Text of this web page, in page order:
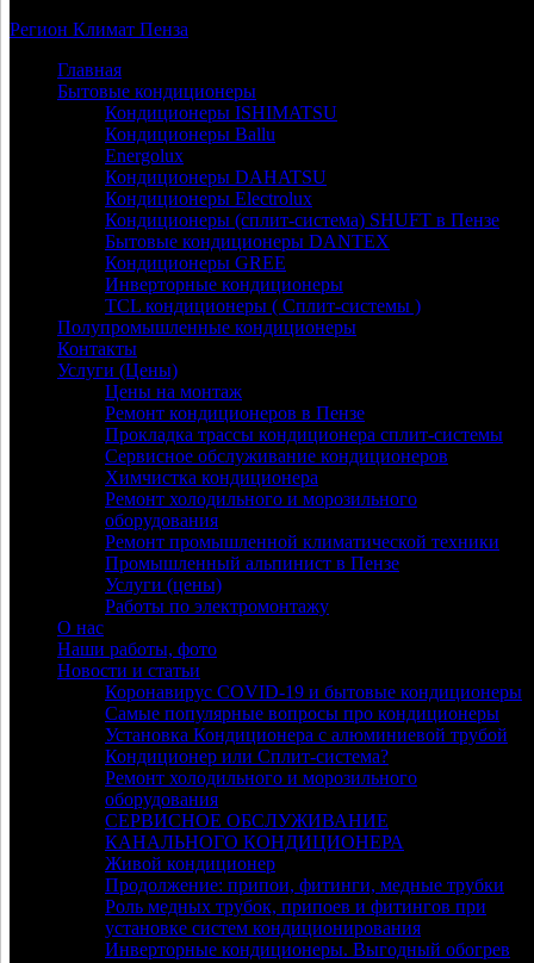
Регион Климат Пенза
Главная
Бытовые кондиционеры
Кондиционеры ISHIMATSU
Кондиционеры Ballu
Energolux
Кондиционеры DAHATSU
Кондиционеры Electrolux
Кондиционеры (сплит-система) SHUFT в Пензе
Бытовые кондиционеры DANTEX
Кондиционеры GREE
Инверторные кондиционеры
TCL кондиционеры ( Сплит-системы )
Полупромышленные кондиционеры
Контакты
Услуги (Цены)
Цены на монтаж
Ремонт кондиционеров в Пензе
Прокладка трассы кондиционера сплит-системы
Сервисное обслуживание кондиционеров
Химчистка кондиционера
Ремонт холодильного и морозильного
оборудования
Ремонт промышленной климатической техники
Промышленный альпинист в Пензе
Услуги (цены)
Работы по электромонтажу
О нас
Наши работы, фото
Новости и статьи
Коронавирус COVID-19 и бытовые кондиционеры
Самые популярные вопросы про кондиционеры
Установка Кондиционера с алюминиевой трубой
Кондиционер или Сплит-система?
Ремонт холодильного и морозильного
оборудования
СЕРВИСНОЕ ОБСЛУЖИВАНИЕ
КАНАЛЬНОГО КОНДИЦИОНЕРА
Живой кондиционер
Продолжение: припои, фитинги, медные трубки
Роль медных трубок, припоев и фитингов при
установке систем кондиционирования
Инверторные кондиционеры. Выгодный обогрев